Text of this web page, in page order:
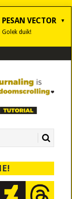
PESAN VECTOR
Golek duik!